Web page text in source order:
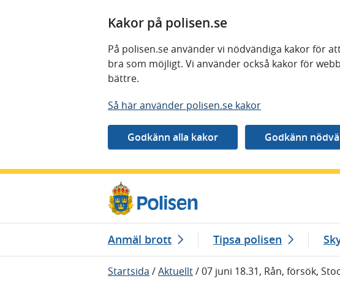
Kakor på polisen.se
På polisen.se använder vi nödvändiga kakor för
bra som möjligt. Vi använder också kakor för
bättre.
Så här använder polisen.se kakor
Anmäl brott Tipsa polisen
Startsida /Aktuellt/07 juni 18.31, Rån, försök,